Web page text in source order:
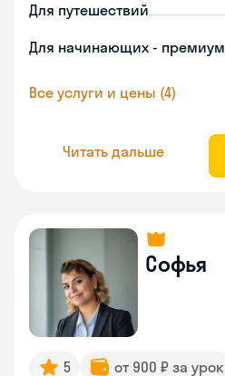
Для путешествий
Для начинающих - премиум
Все услуги и цены (4)
Читать дальше
Софья
5 от 900 ₽ за урок